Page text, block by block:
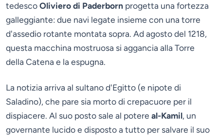
tedescoOliviero di Paderborn progetta una fortezza
galleggiante: due navi legate insieme con una torre
d'assedio rotante montata sopra. Ad agosto del 1218,
questa macchina mostruosa si aggancia alla Torre
della Catena e la espugna.
La notizia arriva al sultano d'Egitto (e nipote di
Saladino), che pare sia morto di crepacuore per il
dispiacere. Al suo posto sale al potere al-Kamil, un
governante lucido e disposto a tutto per salvare il suo